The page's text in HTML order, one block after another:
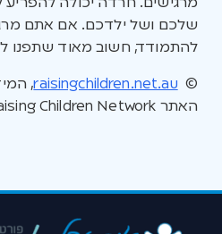
מרגישים. חרדה יכולה להפריע
שלכם ושל ילדכם. אם אתם
להתמודד, חשוב מאוד שתפנו
©
raisingchildren.net.au
,
האתר Raising Children Network